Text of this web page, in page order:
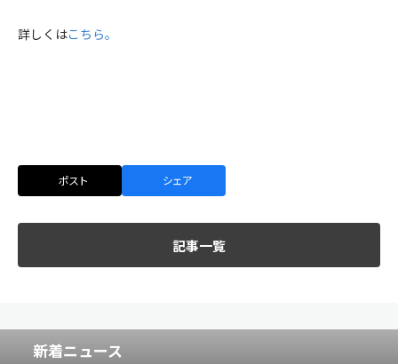
詳しくはこちら。
ポスト シェア
記事一覧
新着ニュース